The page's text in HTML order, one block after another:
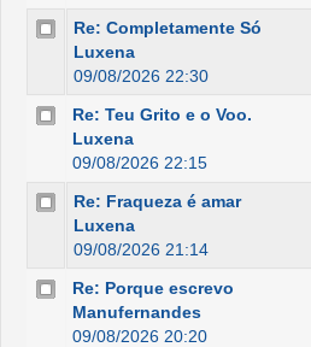
Re: Completamente Só
Luxena
09/08/2026 22:30
Re: Teu Grito e o Voo.
Luxena
09/08/2026 22:15
Re: Fraqueza é amar
Luxena
09/08/2026 21:14
Re: Porque escrevo
Manufernandes
09/08/2026 20:20